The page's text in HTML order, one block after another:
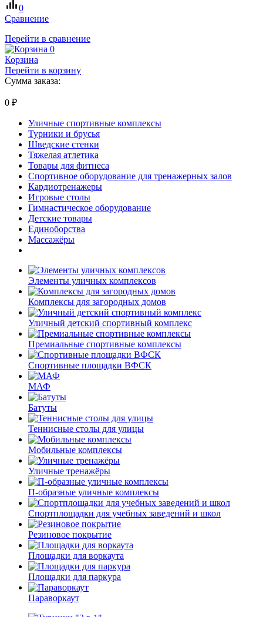
0
Сравнение
Перейти в сравнение
0
Корзина
Перейти в корзину
Сумма заказа:
0 ₽
Уличные спортивные комплексы
Турники и брусья
Шведские стенки
Тяжелая атлетика
Товары для фитнеса
Спортивное оборудование для тренажерных залов
Кардиотренажеры
Игровые столы
Гимнастическое оборудование
Детские товары
Единоборства
Массажёры
Элементы уличных комплексов
Комплексы для загородных домов
Уличный детский спортивный комплекс
Премиальные спортивные комплексы
Спортивные площадки ВФСК
МАФ
Батуты
Теннисные столы для улицы
Мобильные комплексы
Уличные тренажёры
П-образные уличные комплексы
Спортплощадки для учебных заведений и школ
Резиновое покрытие
Площадки для воркаута
Площадки для паркура
Параворкаут